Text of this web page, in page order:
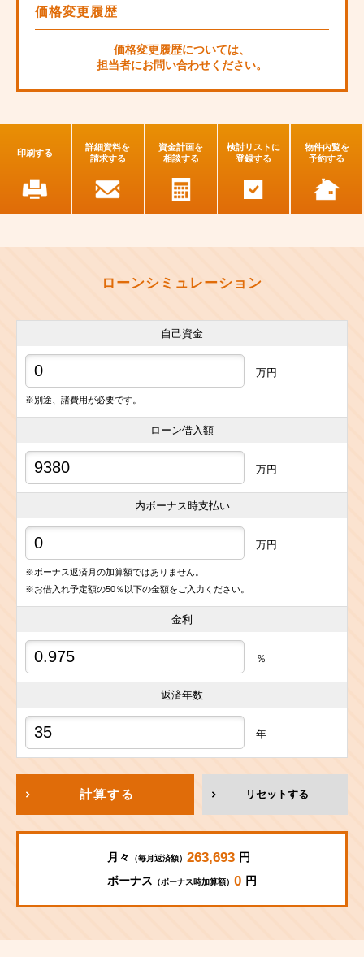
価格変更履歴
価格変更履歴については、
担当者にお問い合わせください。
印刷する
詳細資料を
請求する
資金計画を
相談する
検討リストに
登録する
物件内覧を
予約する
ローンシミュレーション
自己資金
万円
※別途、諸費用が必要です。
ローン借入額
万円
内ボーナス時支払い
万円
※ボーナス返済月の加算額ではありません。
※お借入れ予定額の50％以下の金額をご入力ください。
金利
％
返済年数
年
計算する リセットする
月々 （毎月返済額） 263,693 円
ボーナス （ボーナス時加算額） 0 円